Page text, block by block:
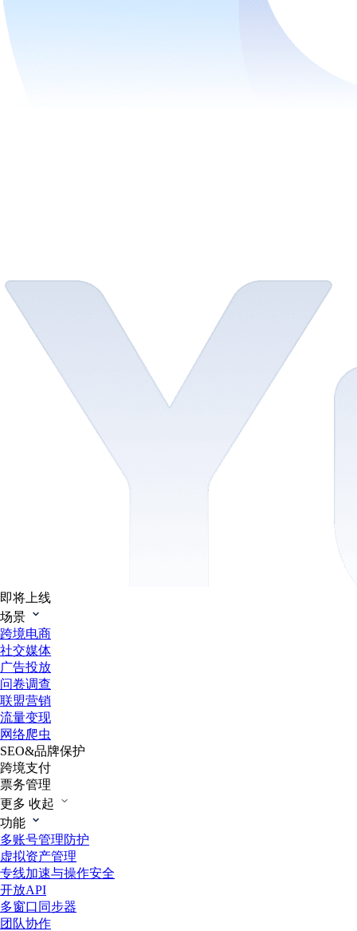
即将上线
场景
跨境电商
社交媒体
广告投放
问卷调查
联盟营销
流量变现
网络爬虫
SEO&品牌保护
跨境支付
票务管理
更多 收起
功能
多账号管理防护
虚拟资产管理
专线加速与操作安全
开放API
多窗口同步器
团队协作